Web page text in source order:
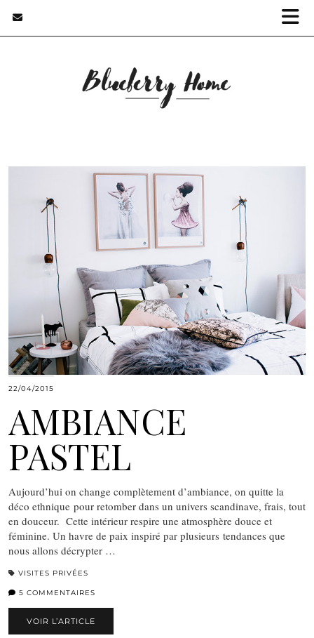
22/04/2015
AMBIANCE
PASTEL
Aujourd’hui on change complètement d’ambiance, on quitte la
déco ethnique pour retomber dans un univers scandinave, frais, tout
en douceur. Cette intérieur respire une atmosphère douce et
féminine. Un havre de paix inspiré par plusieurs tendances que
nous allons décrypter …
VISITES PRIVÉES
5 COMMENTAIRES
VOIR L’ARTICLE